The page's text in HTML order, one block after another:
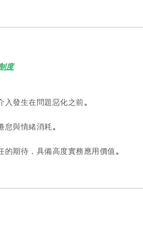
度
入發生在問題惡化之前。
怠與情緒消耗。
的期待，具備高度實務應用價值。